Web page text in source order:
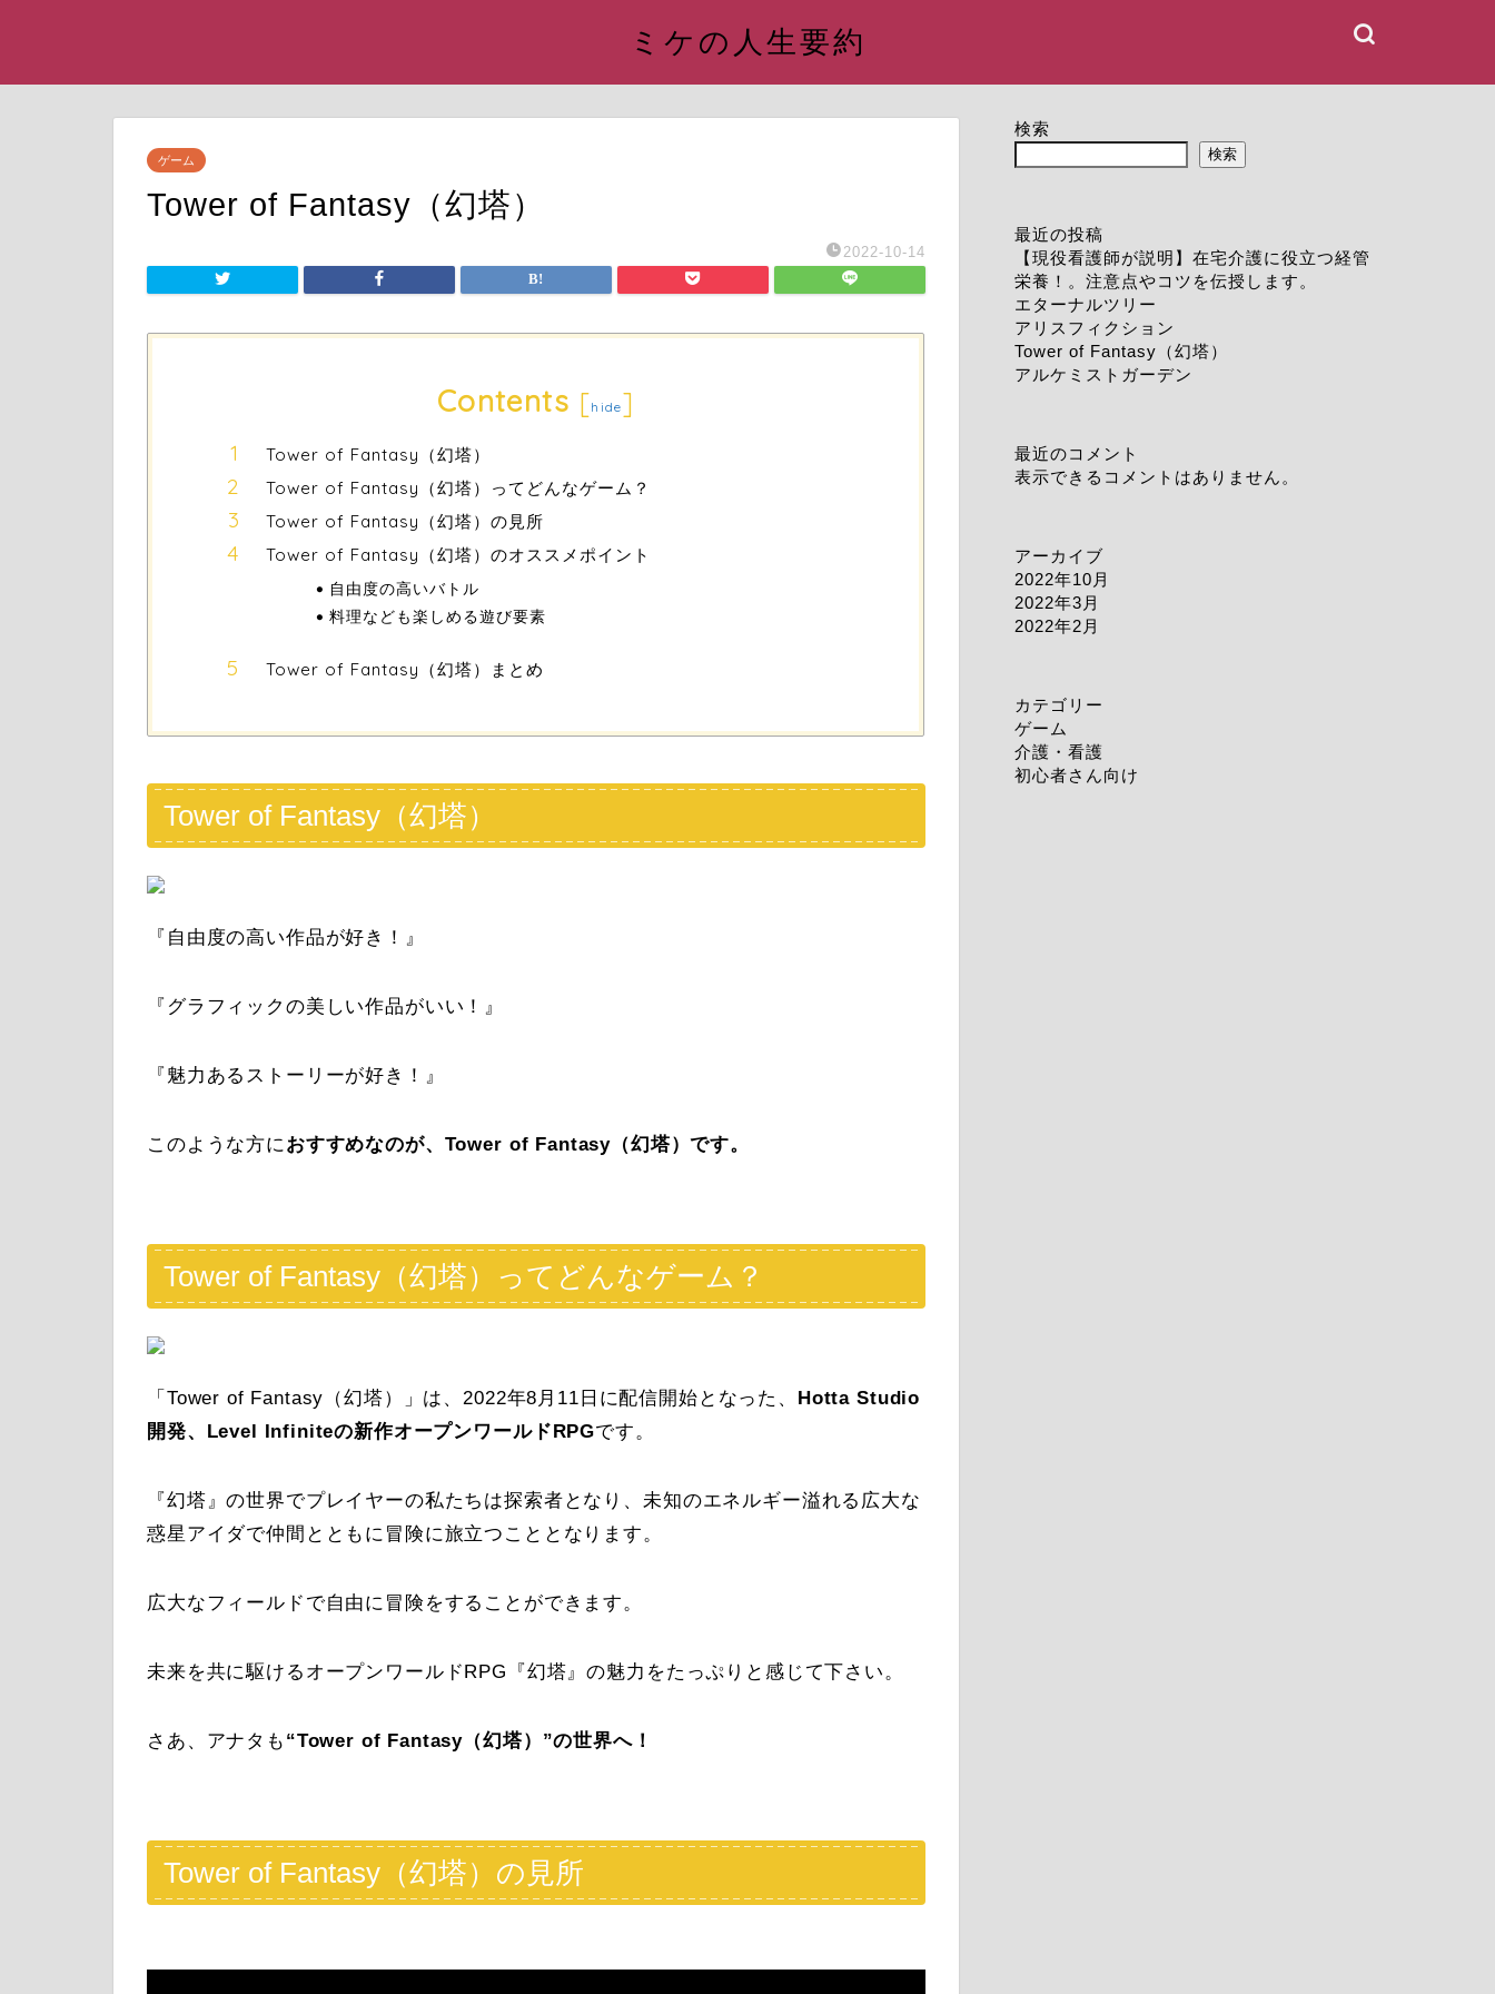
ミケの人生要約
ゲーム
Tower of Fantasy（幻塔）
2022-10-14
Contents [hide]
Tower of Fantasy（幻塔）
Tower of Fantasy（幻塔）ってどんなゲーム？
Tower of Fantasy（幻塔）の見所
Tower of Fantasy（幻塔）のオススメポイント
自由度の高いバトル
料理なども楽しめる遊び要素
Tower of Fantasy（幻塔）まとめ
Tower of Fantasy（幻塔）
『自由度の高い作品が好き！』
『グラフィックの美しい作品がいい！』
『魅力あるストーリーが好き！』
このような方におすすめなのが、Tower of Fantasy（幻塔）です。
Tower of Fantasy（幻塔）ってどんなゲーム？
「Tower of Fantasy（幻塔）」は、2022年8月11日に配信開始となった、
Hotta Studio
開発、Level Infiniteの新作オープンワールドRPGです。
『幻塔』の世界でプレイヤーの私たちは探索者となり、未知のエネルギー溢れる広大な
惑星アイダで仲間とともに冒険に旅立つこととなります。
広大なフィールドで自由に冒険をすることができます。
未来を共に駆けるオープンワールドRPG『幻塔』の魅力をたっぷりと感じて下さい。
さあ、アナタも “Tower of Fantasy（幻塔）”の世界へ！
Tower of Fantasy（幻塔）の見所
検索
検索
最近の投稿
【現役看護師が説明】在宅介護に役立つ経管
栄養！。注意点やコツを伝授します。
エターナルツリー
アリスフィクション
Tower of Fantasy（幻塔）
アルケミストガーデン
最近のコメント
表示できるコメントはありません。
アーカイブ
2022年10月
2022年3月
2022年2月
カテゴリー
ゲーム
介護・看護
初心者さん向け